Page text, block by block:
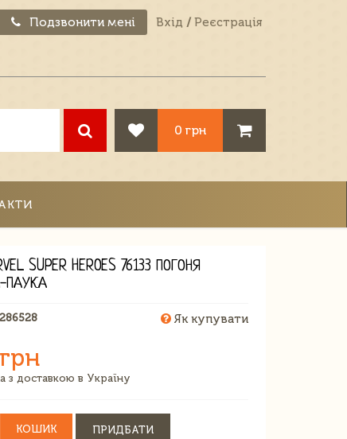
Подзвонити мені Вхід / Реєстрація
0 грн
SUPER HEROES 76133 ПОГОНЯ
ПАУКА
Як купувати
з доставкою в Україну
КОШИК ПРИДБАТИ